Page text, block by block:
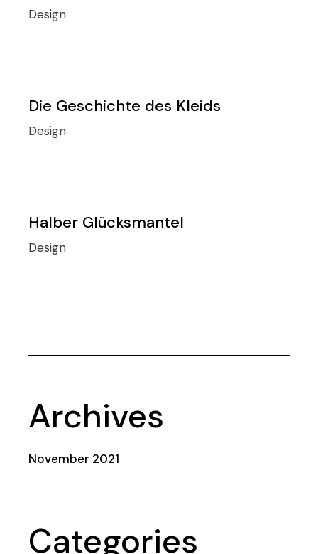
Design
Die Geschichte des Kleids
Design
Halber Glücksmantel
Design
Archives
November 2021
Categories